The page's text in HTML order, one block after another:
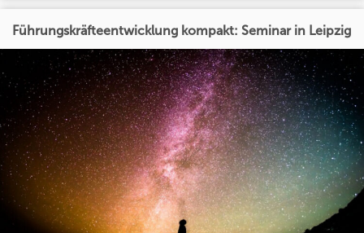
Führungskräfteentwicklung kompakt: Seminar in Leipzig